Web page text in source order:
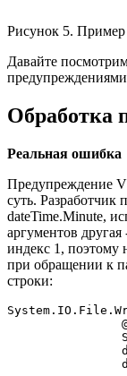
Рисунок 5. Пример
Давайте
Обработка
Реальная ошибка
Предупреждение
суть. Разработчик
dateTime.Minute,
аргументов
индекс 1, поэтому
при обращении к
строки: